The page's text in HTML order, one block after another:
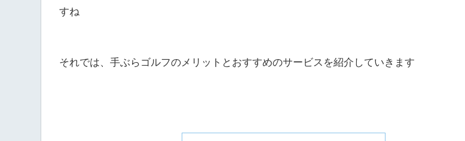
すね
それでは、手ぶらゴルフのメリットとおすすめのサービスを紹介していきます